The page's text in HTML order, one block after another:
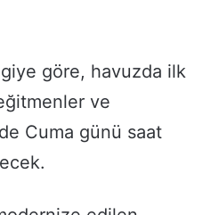
göre, havuzda ilk
ve
Cuma günü saat